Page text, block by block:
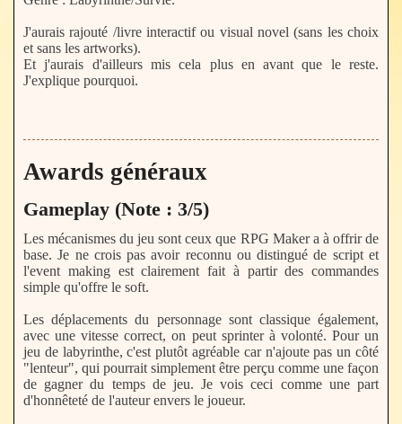
J'aurais rajouté /livre interactif ou visual novel (sans les choix
et sans les artworks).
Et j'aurais d'ailleurs mis cela plus en avant que le reste.
J'explique pourquoi.
Awards généraux
Gameplay (Note : 3/5)
Les mécanismes du jeu sont ceux que RPG Maker a à offrir de
base. Je ne crois pas avoir reconnu ou distingué de script et
l'event making est clairement fait à partir des commandes
simple qu'offre le soft.
Les déplacements du personnage sont classique également,
avec une vitesse correct, on peut sprinter à volonté. Pour un
jeu de labyrinthe, c'est plutôt agréable car n'ajoute pas un côté
"lenteur", qui pourrait simplement être perçu comme une façon
de gagner du temps de jeu. Je vois ceci comme une part
d'honnêteté de l'auteur envers le joueur.